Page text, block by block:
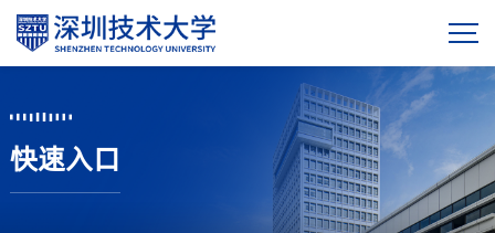
快速入口